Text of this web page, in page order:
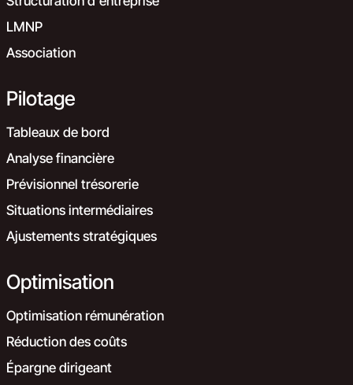
LMNP
Association
Pilotage
Tableaux de bord
Analyse financière
Prévisionnel trésorerie
Situations intermédiaires
Ajustements stratégiques
Optimisation
Optimisation rémunération
Réduction des coûts
Épargne dirigeant